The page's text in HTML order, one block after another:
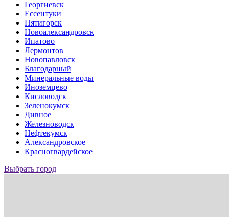
Георгиевск
Ессентуки
Пятигорск
Новоалександровск
Ипатово
Лермонтов
Новопавловск
Благодарный
Минеральные воды
Иноземцево
Кисловодск
Зеленокумск
Дивное
Железноводск
Нефтекумск
Александровское
Красногвардейское
Выбрать город